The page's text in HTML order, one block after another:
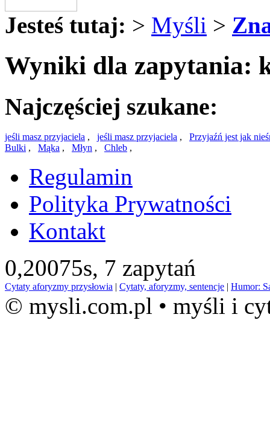
Jesteś tutaj: > Myśli >
Wyniki dla zapytania:
Najczęściej szukane:
jeśli masz przyjaciela , jeśli masz przyjaciela , Przyjaźń jest jak
Bulki , Mąka , Młyn , Chleb ,
Regulamin
Polityka Prywatności
Kontakt
0,20075s, 7 zapytań
Cytaty aforyzmy przysłowia | Cytaty, aforyzmy, sentencje | Humor:
© mysli.com.pl • myśli i